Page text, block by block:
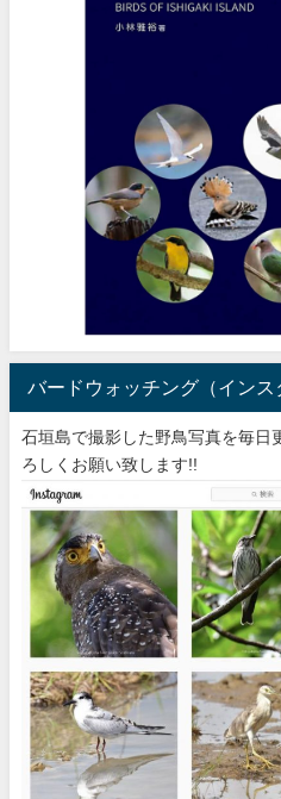
バードウォッチング（インス
石垣島で撮影した野鳥写真を毎日
ろしくお願い致します!!